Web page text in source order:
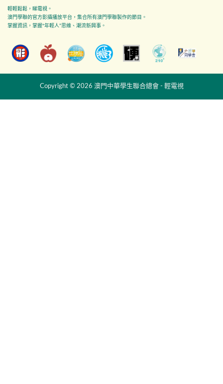
輕輕鬆鬆，睇電視。
澳門學聯的官方影攝播放平台，集合所有澳門學聯製作的節目。
掌握資訊，掌握"年輕人”思維、潮流新興事。
Copyright © 2026 澳門中華學生聯合總會 - 輕電視